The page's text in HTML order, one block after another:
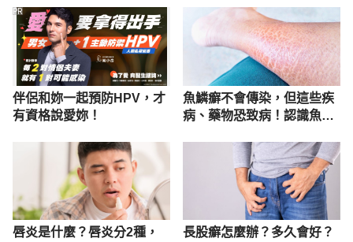
伴侶和妳一起預防HPV，才
有資格說愛妳！
PR
魚鱗癬不會傳染，但這些疾
病、藥物恐致病！認識魚鱗
唇炎是什麼？唇炎分2種，
長股癬怎麼辦？多久會好？